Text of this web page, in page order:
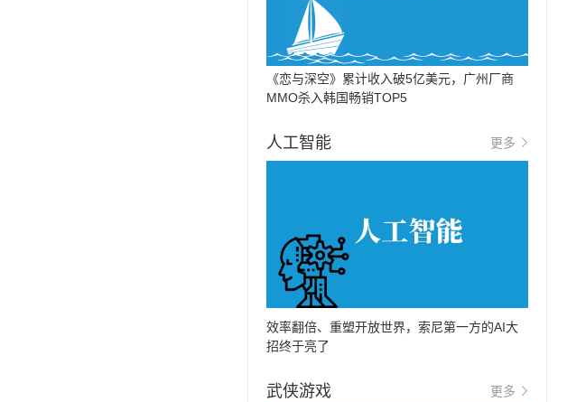
《恋与深空》累计收入破5亿美元，广州厂商
MMO杀入韩国畅销TOP5
人工智能 更多
效率翻倍、重塑开放世界，索尼第一方的AI大
招终于亮了
武侠游戏 更多